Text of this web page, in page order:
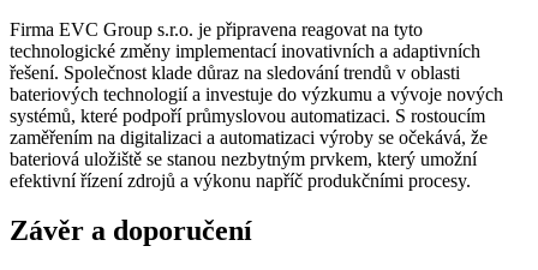
Firma EVC Group s.r.o. je připravena reagovat na tyto
technologické změny implementací inovativních a adaptivních
řešení. Společnost klade důraz na sledování trendů v oblasti
bateriových technologií a investuje do výzkumu a vývoje nových
systémů, které podpoří průmyslovou automatizaci. S rostoucím
zaměřením na digitalizaci a automatizaci výroby se očekává, že
bateriová uložiště se stanou nezbytným prvkem, který umožní
efektivní řízení zdrojů a výkonu napříč produkčními procesy.
Závěr a doporučení